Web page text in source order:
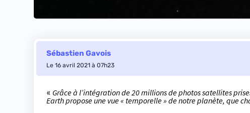
Sébastien Gavois
Le 16 avril 2021 à 07h23
« Grâce à l’intégration de 20 millions de photos satellites
Earth propose une vue « temporelle » de notre planète, que